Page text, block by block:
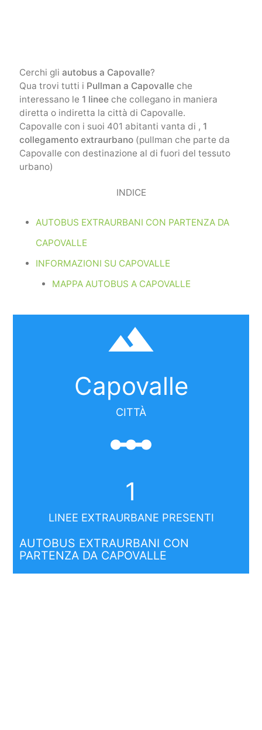
Cerchi gli autobus a Capovalle?
Qua trovi tutti i Pullman a Capovalleche
interessano le 1 lineeche collegano in maniera
diretta o indiretta la città di Capovalle.
Capovalle con i suoi 401 abitanti vanta di , 1
collegamento extraurbano(pullman che parte da
Capovalle con destinazione al di fuori del tessuto
urbano)
INDICE
AUTOBUS EXTRAURBANI CON PARTENZA DA
CAPOVALLE
INFORMAZIONI SU CAPOVALLE
MAPPA AUTOBUS A CAPOVALLE
filter_hdr
Capovalle
CITTÀ
linear_scale
1
LINEE EXTRAURBANE PRESENTI
AUTOBUS EXTRAURBANI CON
PARTENZA DA CAPOVALLE